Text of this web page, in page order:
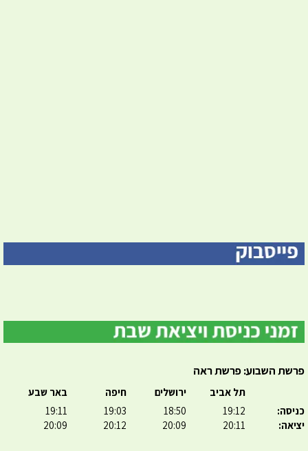
פרשת השבוע: פרשת ראה
כניסה:
יציאה:
תל אביב
19:12
20:11
ירושלים
18:50
20:09
חיפה
19:03
20:12
באר שבע
19:11
20:09